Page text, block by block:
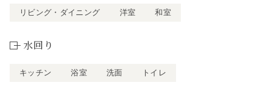
リビング・ダイニング 洋室 和室
水回り
キッチン 浴室 洗面 トイレ